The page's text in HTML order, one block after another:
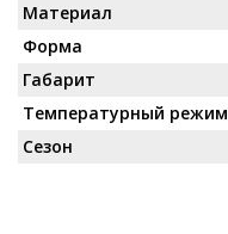
Материал
Форма
Габарит
Температурный режим
Сезон